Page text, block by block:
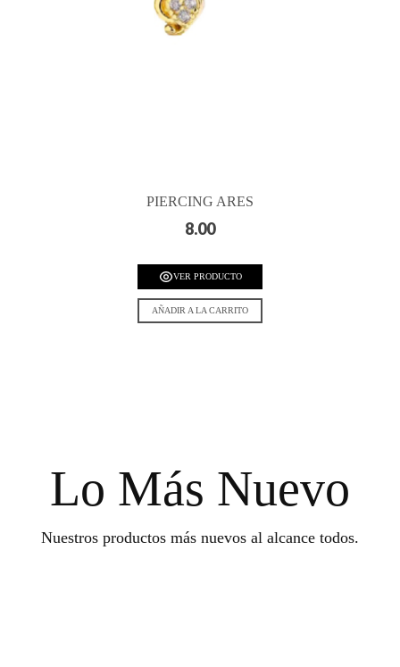
PIERCING ARES
8.00
VER PRODUCTO
AÑADIR A LA CARRITO
Lo Más Nuevo
Nuestros productos más nuevos al alcance todos.